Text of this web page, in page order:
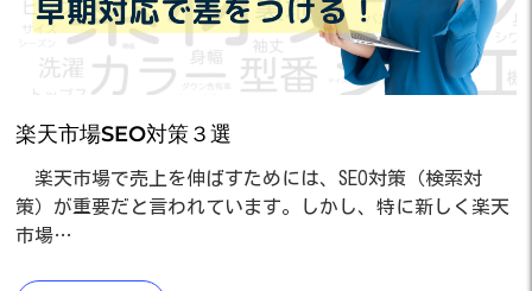
楽天市場SEO対策３選
楽天市場で売上を伸ばすためには、SEO対策（検索対
策）が重要だと言われています。しかし、特に新しく楽天
市場…